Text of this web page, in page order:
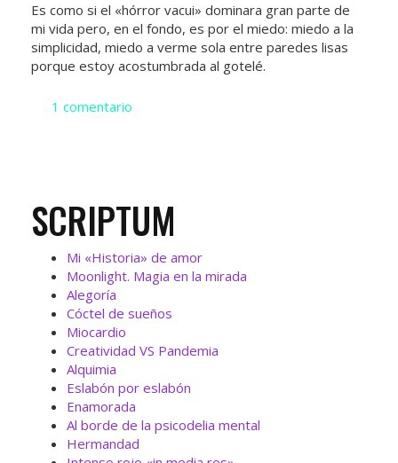
Es como si el «hórror vacui» dominara gran parte de
mi vida pero, en el fondo, es por el miedo: miedo a la
simplicidad, miedo a verme sola entre paredes lisas
porque estoy acostumbrada al gotelé.
1 comentario
SCRIPTUM
Mi «Historia» de amor
Moonlight. Magia en la mirada
Alegoría
Cóctel de sueños
Miocardio
Creatividad VS Pandemia
Alquimia
Eslabón por eslabón
Enamorada
Al borde de la psicodelia mental
Hermandad